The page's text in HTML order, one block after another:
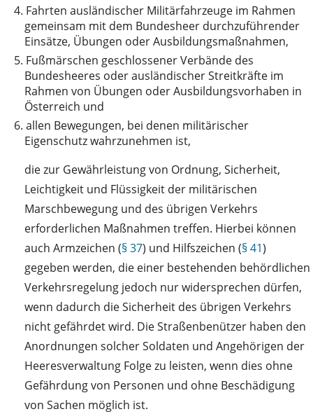
4. Fahrten ausländischer Militärfahrzeuge im Rahmen
gemeinsam mit dem Bundesheer durchzuführender
Einsätze, Übungen oder Ausbildungsmaßnahmen,
5. Fußmärschen geschlossener Verbände des
Bundesheeres oder ausländischer Streitkräfte im
Rahmen von Übungen oder Ausbildungsvorhaben in
Österreich und
6. allen Bewegungen, bei denen militärischer
Eigenschutz wahrzunehmen ist,
die zur Gewährleistung von Ordnung, Sicherheit,
Leichtigkeit und Flüssigkeit der militärischen
Marschbewegung und des übrigen Verkehrs
erforderlichen Maßnahmen treffen. Hierbei können
auch Armzeichen (§ 37) und Hilfszeichen (§ 41)
gegeben werden, die einer bestehenden behördlichen
Verkehrsregelung jedoch nur widersprechen dürfen,
wenn dadurch die Sicherheit des übrigen Verkehrs
nicht gefährdet wird. Die Straßenbenützer haben den
Anordnungen solcher Soldaten und Angehörigen der
Heeresverwaltung Folge zu leisten, wenn dies ohne
Gefährdung von Personen und ohne Beschädigung
von Sachen möglich ist.